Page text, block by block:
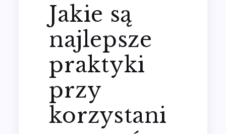
Jakie są
najlepsze
praktyki
przy
korzystani